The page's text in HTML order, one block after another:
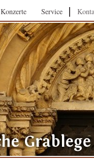
Konzerte Service